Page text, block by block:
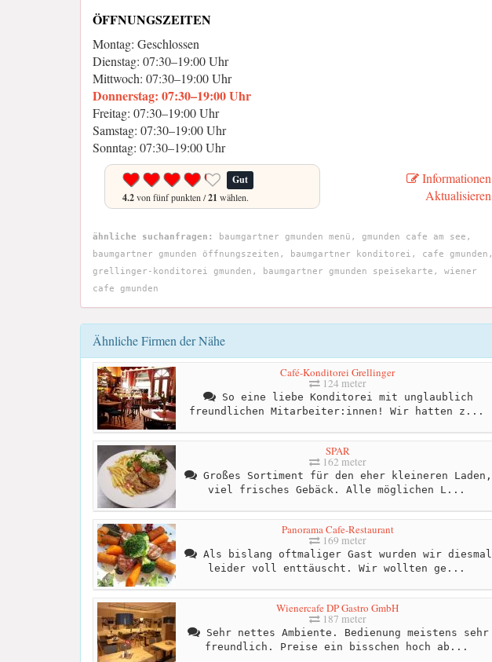
ÖFFNUNGSZEITEN
Montag: Geschlossen
Dienstag: 07:30–19:00 Uhr
Mittwoch: 07:30–19:00 Uhr
Donnerstag: 07:30–19:00 Uhr
Freitag: 07:30–19:00 Uhr
Samstag: 07:30–19:00 Uhr
Sonntag: 07:30–19:00 Uhr
Gut
4.2von fünf punkten /21 wählen.
Informationen
Aktualisieren
ähnliche suchanfragen:
baumgartner gmunden menü, gmunden cafe am see,
baumgartner gmunden öffnungszeiten, baumgartner konditorei, cafe gmunden,
grellinger-konditorei gmunden, baumgartner gmunden speisekarte, wiener
cafe gmunden
Ähnliche Firmen der Nähe
Café-Konditorei Grellinger
124 meter
So eine liebe Konditorei mit unglaublich
freundlichen Mitarbeiter:innen! Wir hatten z...
SPAR
162 meter
Großes Sortiment für den eher kleineren Laden,
viel frisches Gebäck. Alle möglichen L...
Panorama Cafe-Restaurant
169 meter
Als bislang oftmaliger Gast wurden wir diesmal
leider voll enttäuscht. Wir wollten ge...
Wienercafe DP Gastro GmbH
187 meter
Sehr nettes Ambiente. Bedienung meistens sehr
freundlich. Preise ein bisschen hoch ab...